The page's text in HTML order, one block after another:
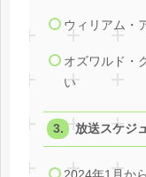
ウィリアム・
オズワルド・
い
放送スケジ